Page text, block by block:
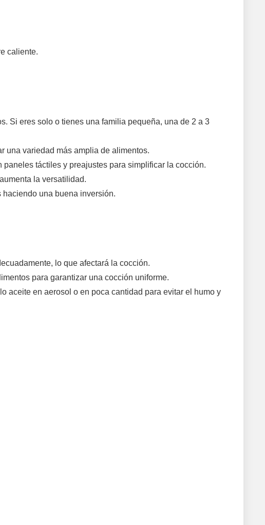
caliente.
Si eres solo o tienes una familia pequeña, una de 2 a 3
una variedad más amplia de alimentos.
táctiles y preajustes para simplificar la cocción.
la versatilidad.
haciendo una buena inversión.
lo que afectará la cocción.
para garantizar una cocción uniforme.
aceite en aerosol o en poca cantidad para evitar el humo y